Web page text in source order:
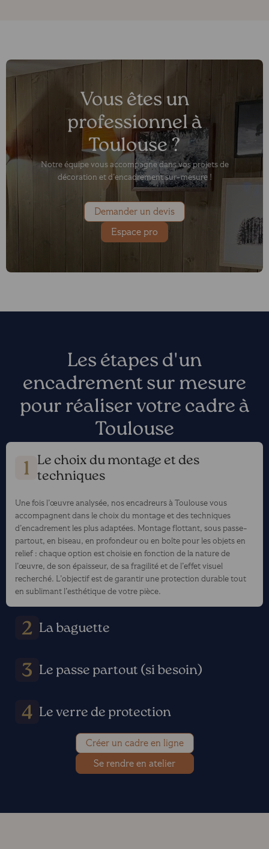
Vous êtes un
professionnel à
Toulouse ?
Notre équipe vous accompagne dans vos projets de
décoration et d’encadrement sur-mesure !
Demander un devis
Espace pro
Les étapes d'un
encadrement sur mesure
pour réaliser votre cadre à
Toulouse
Le choix du montage et des
techniques
Une fois l’œuvre analysée, nos encadreurs à Toulouse vous
accompagnent dans le choix du montage et des techniques
d’encadrement les plus adaptées. Montage flottant, sous passe-
partout, en biseau, en profondeur ou en boîte pour les objets en
relief : chaque option est choisie en fonction de la nature de
l’œuvre, de son épaisseur, de sa fragilité et de l’effet visuel
recherché. L’objectif est de garantir une protection durable tout
en sublimant l’esthétique de votre pièce.
La baguette
Le passe partout (si besoin)
Le verre de protection
Créer un cadre en ligne
Se rendre en atelier